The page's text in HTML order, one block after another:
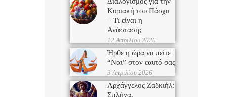
Κυριακή του Πάσχα
– Τι είναι η
Ανάσταση;
12 Απριλίου 2026
Ήρθε η ώρα να πείτε
“Ναι” στον εαυτό σας
3 Απριλίου 2026
Αρχάγγελος Ζαδκιήλ:
Σπλήνα,